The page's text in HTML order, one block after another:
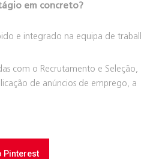
em concreto?
e integrado na equipa de
com o Recrutamento e Seleção,
de anúncios de emprego, a
Pinterest